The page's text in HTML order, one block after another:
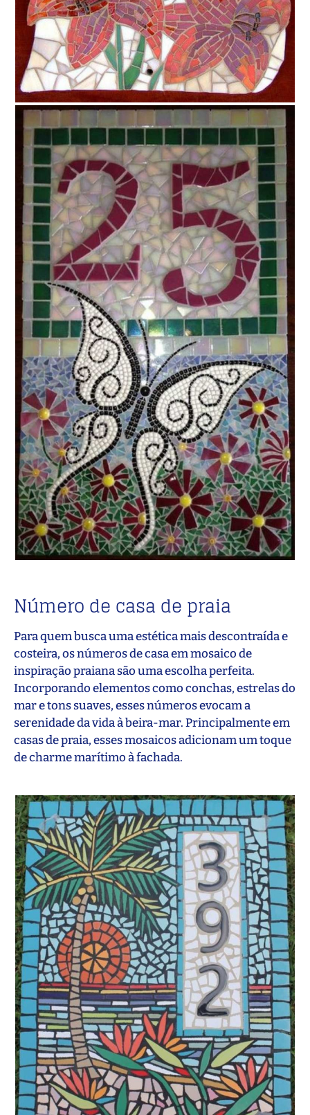
Número de casa de praia
Para quem busca uma estética mais descontraída e
costeira, os números de casa em mosaico de
inspiração praiana são uma escolha perfeita.
Incorporando elementos como conchas, estrelas do
mar e tons suaves, esses números evocam a
serenidade da vida à beira-mar. Principalmente em
casas de praia, esses mosaicos adicionam um toque
de charme marítimo à fachada.